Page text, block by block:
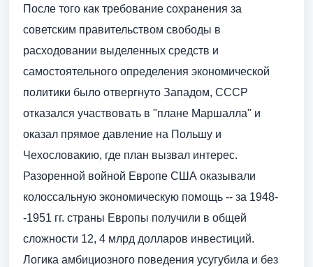
После того как требование сохранения за
советским правительством свободы в
расходовании выделенных средств и
самостоятельного определения экономической
политики было отвергнуто Западом, СССР
отказался участвовать в "плане Маршалла" и
оказал прямое давление на Польшу и
Чехословакию, где план вызвал интерес.
Разоренной войной Европе США оказывали
колоссальную экономическую помощь -- за 1948-
-1951 гг. страны Европы получили в общей
сложности 12, 4 млрд долларов инвестиций.
Логика амбициозного поведения усугубила и без